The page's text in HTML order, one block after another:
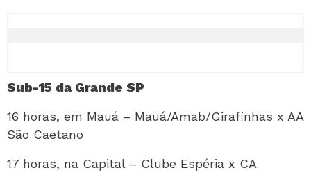
Sub-15 da Grande SP
16 horas, em Mauá – Mauá/Amab/Girafinhas x AA
São Caetano
17 horas, na Capital – Clube Espéria x CA